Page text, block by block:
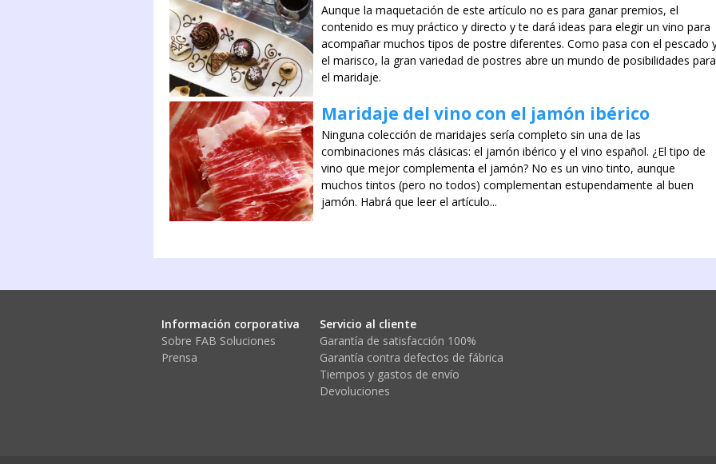
Aunque la maquetación de este artículo no es para ganar premios, el
contenido es muy práctico y directo y te dará ideas para elegir un vino para
acompañar muchos tipos de postre diferentes. Como pasa con el pescado
el marisco, la gran variedad de postres abre un mundo de posibilidades para
el maridaje.
Maridaje del vino con el jamón ibérico
Ninguna colección de maridajes sería completo sin una de las
combinaciones más clásicas: el jamón ibérico y el vino español. ¿El tipo de
vino que mejor complementa el jamón? No es un vino tinto, aunque
muchos tintos (pero no todos) complementan estupendamente al buen
jamón. Habrá que leer el artículo...
Información corporativa
Sobre FAB Soluciones
Prensa
Servicio al cliente
Garantía de satisfacción 100%
Garantía contra defectos de fábrica
Tiempos y gastos de envío
Devoluciones